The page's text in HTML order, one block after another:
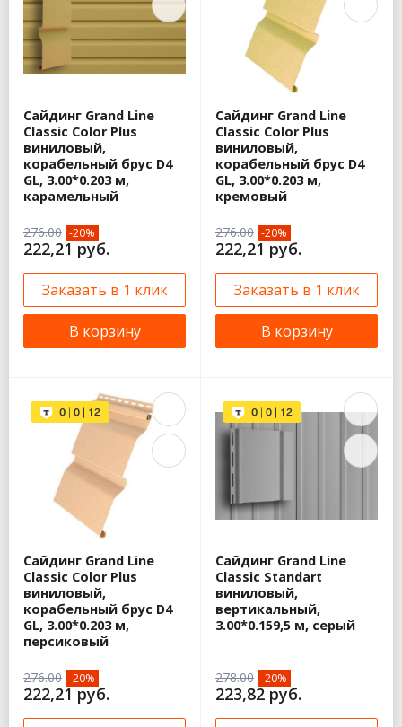
Сайдинг Grand Line
Classic Color Plus
виниловый,
корабельный брус D4
GL, 3.00*0.203 м,
карамельный
276.00 -20%
222,21 руб.
Заказать в 1 клик
В корзину
Сайдинг Grand Line
Classic Color Plus
виниловый,
корабельный брус D4
GL, 3.00*0.203 м,
кремовый
276.00 -20%
222,21 руб.
Заказать в 1 клик
В корзину
Сайдинг Grand Line
Classic Color Plus
виниловый,
корабельный брус D4
GL, 3.00*0.203 м,
персиковый
276.00 -20%
222,21 руб.
Сайдинг Grand Line
Classic Standart
виниловый,
вертикальный,
3.00*0.159,5 м, серый
278.00 -20%
223,82 руб.